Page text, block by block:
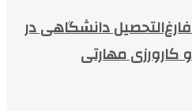
و فارغ‌التحصیل دانشگاهی در
کارورزی مهارتی